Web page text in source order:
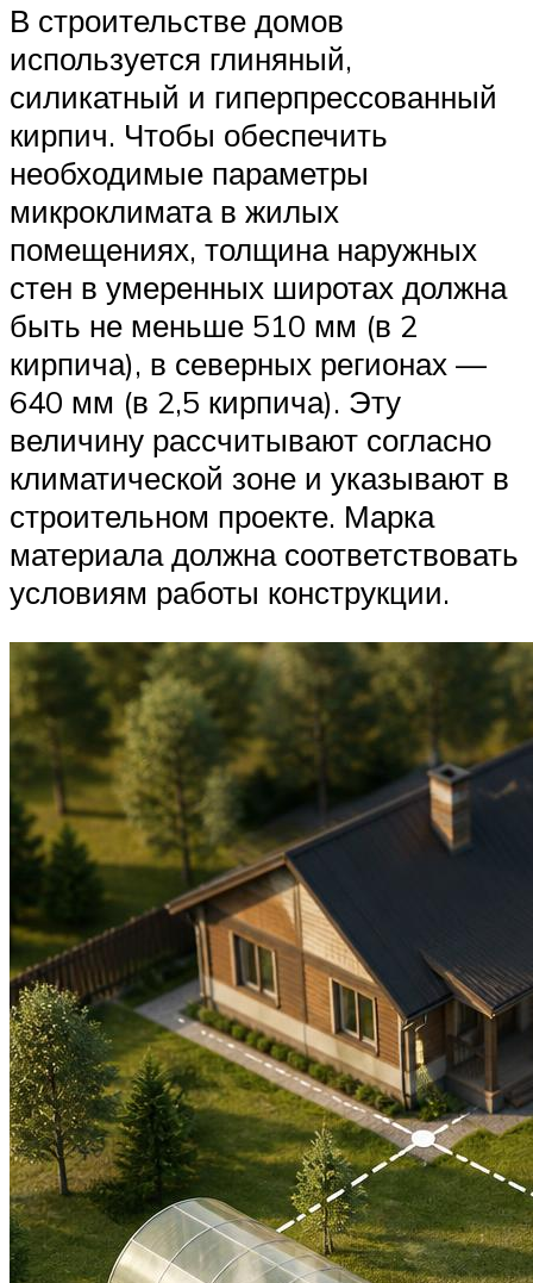
В строительстве домов
используется глиняный,
силикатный и гиперпрессованный
кирпич. Чтобы обеспечить
необходимые параметры
микроклимата в жилых
помещениях, толщина наружных
стен в умеренных широтах должна
быть не меньше 510 мм (в 2
кирпича), в северных регионах —
640 мм (в 2,5 кирпича). Эту
величину рассчитывают согласно
климатической зоне и указывают в
строительном проекте. Марка
материала должна соответствовать
условиям работы конструкции.